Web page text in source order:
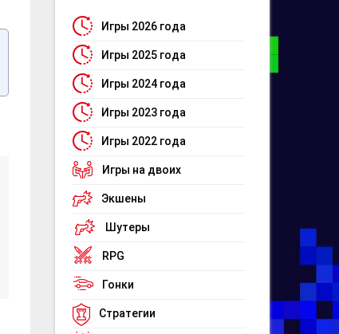
Игры 2026 года
Игры 2025 года
Игры 2024 года
Игры 2023 года
Игры 2022 года
Игры на двоих
Экшены
Шутеры
RPG
Гонки
Стратегии